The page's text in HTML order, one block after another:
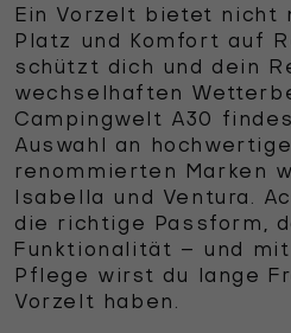
Ein Vorzelt bietet nicht
Platz und Komfort auf
schützt dich und dein
wechselhaften
Campingwelt A30
Auswahl an
renommierten Marken
Isabella und Ventura.
die richtige Passform,
Funktionalität – und
Pflege wirst du lange
Vorzelt haben.